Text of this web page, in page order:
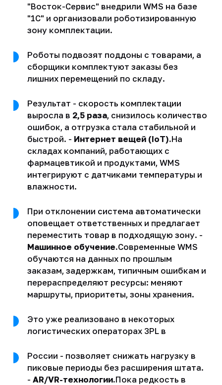
"Восток-Сервис" внедрили WMS на базе
"1С" и организовали роботизированную
зону комплектации.
Роботы подвозят поддоны с товарами, а
сборщики комплектуют заказы без
лишних перемещений по складу.
Результат - скорость комплектации
выросла в 2,5 раза, снизилось количество
ошибок, а отгрузка стала стабильной и
быстрой. - Интернет вещей (IoT).На
складах компаний, работающих с
фармацевтикой и продуктами, WMS
интегрируют с датчиками температуры и
влажности.
При отклонении система автоматически
оповещает ответственных и предлагает
переместить товар в подходящую зону. -
Машинное обучение.Современные WMS
обучаются на данных по прошлым
заказам, задержкам, типичным ошибкам и
перераспределяют ресурсы: меняют
маршруты, приоритеты, зоны хранения.
Это уже реализовано в некоторых
логистических операторах 3PL в
России - позволяет снижать нагрузку в
пиковые периоды без расширения штата.
- AR/VR-технологии.Пока редкость в